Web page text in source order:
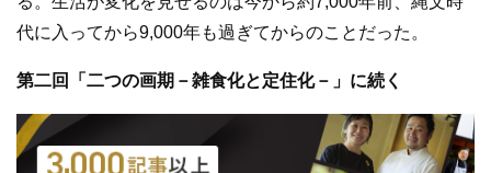
代に入ってから9,000年も過ぎてからのことだった。
第二回「二つの画期－雑食化と定住化－」に続く